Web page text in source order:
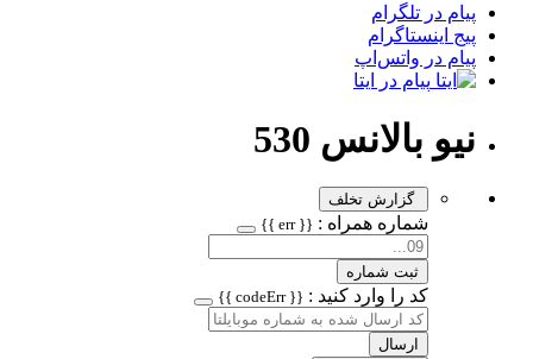
پیام در تلگرام
پیج اینستاگرام
پیام در واتس‌اپ
پیام در ایتا
نیو بالانس 530
گزارش تخلف
شماره همراه : {{ err }}
ثبت شماره
کد را وارد کنید : {{ codeErr }}
ارسال